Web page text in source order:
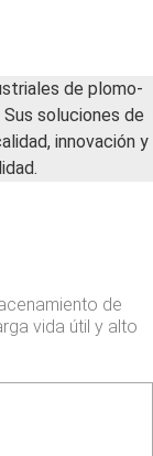
de plomo-
soluciones de
innovación y
de
vida útil y alto